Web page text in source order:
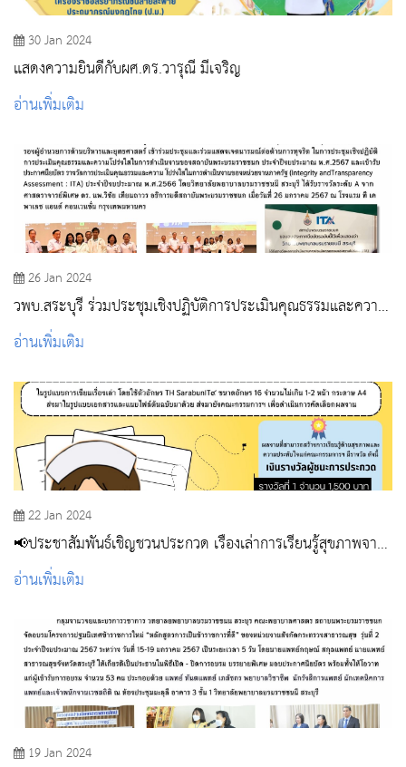
30 Jan 2024
แสดงความยินดีกับผศ.ดร.วารุณี มีเจริญ
อ่านเพิ่มเติม
26 Jan 2024
วพบ.สระบุรี ร่วมประชุมเชิงปฏิบัติการประเมินคุณธรรมและความ
โปร่งใสในการดำเนินงานของสถาบันพระบรมราชชนก
อ่านเพิ่มเติม
22 Jan 2024
📢ประชาสัมพันธ์เชิญชวนประกวด เรื่องเล่าการเรียนรู้สุขภาพจาก
ผู้ป่วย
อ่านเพิ่มเติม
19 Jan 2024